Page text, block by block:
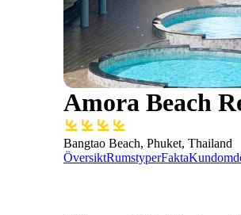
Amora Beach
Bangtao Beach, Phuket, Thailand
ÖversiktRumstyperFakta